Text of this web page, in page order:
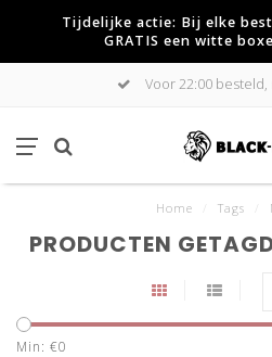
Tijdelijke actie: Bij elke
GRATIS een witte
Voor 22:00
Home Tags
PRODUCTEN
Min: €0